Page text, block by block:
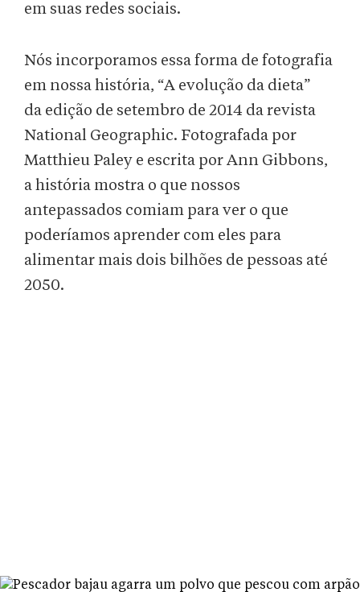
em suas redes sociais.
Nós incorporamos essa forma de fotografia
em nossa história, “A evolução da dieta”
da edição de setembro de 2014 da revista
National Geographic. Fotografada por
Matthieu Paley e escrita por Ann Gibbons,
a história mostra o que nossos
antepassados comiam para ver o que
poderíamos aprender com eles para
alimentar mais dois bilhões de pessoas até
2050.